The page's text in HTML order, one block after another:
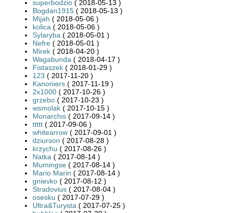
superbodzio ( 2018-05-13 )
Bogdan1915 ( 2018-05-13 )
Mijah ( 2018-05-06 )
kolica ( 2018-05-06 )
Sylaryba ( 2018-05-01 )
Nefre ( 2018-05-01 )
Mirek ( 2018-04-20 )
Wagabunda ( 2018-04-17 )
Fistaszek ( 2018-01-29 )
123 ( 2017-11-20 )
Kanoniers ( 2017-11-19 )
2x1000 ( 2017-10-26 )
grzebo ( 2017-10-23 )
wsmolak ( 2017-10-15 )
Monarchis ( 2017-09-14 )
ttttt ( 2017-09-06 )
whitearrow ( 2017-09-01 )
dziurson ( 2017-08-28 )
krzychu ( 2017-08-26 )
Natka ( 2017-08-14 )
Mumingse ( 2017-08-14 )
Mario Marin ( 2017-08-14 )
gnievko ( 2017-08-12 )
Stradovius ( 2017-08-04 )
osesku ( 2017-07-29 )
Ultra&Turysta ( 2017-07-25 )